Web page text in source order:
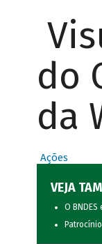
do
da
Ações
VEJA
O